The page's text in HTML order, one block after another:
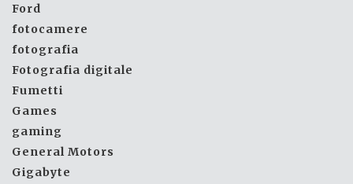
Ford
fotocamere
fotografia
Fotografia digitale
Fumetti
Games
gaming
General Motors
Gigabyte